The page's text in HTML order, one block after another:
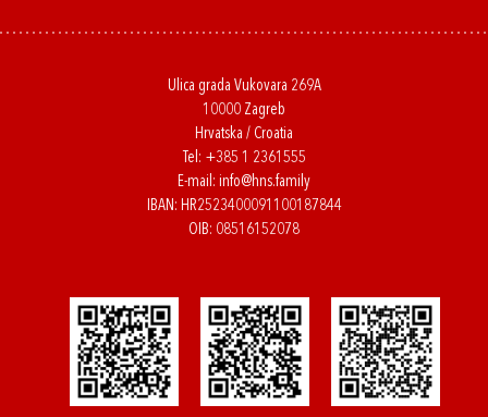
Ulica grada Vukovara 269A
10000 Zagreb
Hrvatska / Croatia
Tel: +385 1 2361555
E-mail: info@hns.family
IBAN: HR2523400091100187844
OIB: 08516152078